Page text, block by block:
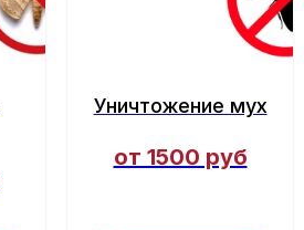
Уничтожение мух
от 1500 руб